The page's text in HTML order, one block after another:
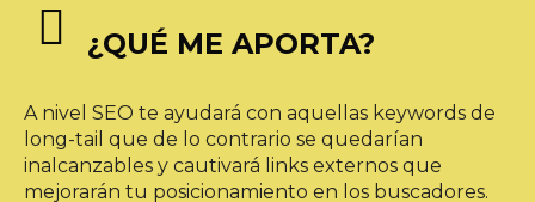

 ¿QUÉ ME APORTA?
A nivel SEO te ayudará con aquellas keywords de
long-tail que de lo contrario se quedarían
inalcanzables y cautivará links externos que
mejorarán tu posicionamiento en los buscadores.